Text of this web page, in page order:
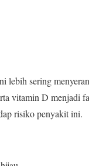
lebih sering
vitamin D menjadi
risiko penyakit ini.